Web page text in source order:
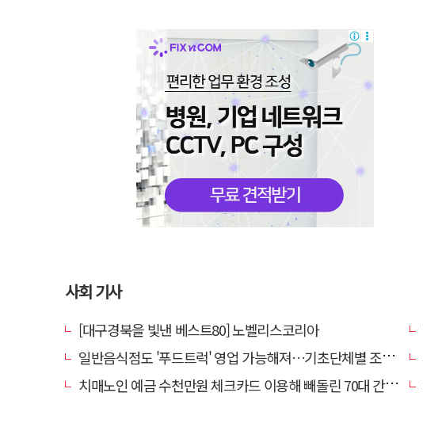
사회 기사
[대구경북을 빛낸 베스트80] 노벨리스코리아
일반음식점도 '푸드트럭' 영업 가능해져…기초단체별 조례 개정 움직임
치매노인 예금 수천만원 체크카드 이용해 빼돌린 70대 간병인, 집행유예